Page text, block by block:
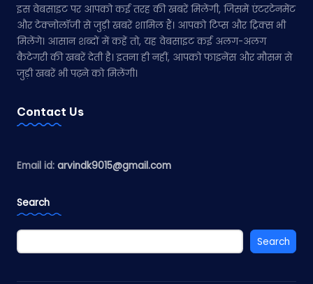
इस वेबसाइट पर आपको कई तरह की खबरें मिलेंगी, जिसमें एंटरटेनमेंट
और टेक्नोलॉजी से जुड़ी खबरें शामिल हैं। आपको टिप्स और ट्रिक्स भी
मिलेंगे। आसान शब्दों में कहें तो, यह वेबसाइट कई अलग-अलग
कैटेगरी की खबरें देती है। इतना ही नहीं, आपको फाइनेंस और मौसम से
जुड़ी खबरें भी पढ़ने को मिलेंगी।
Contact Us
Email id: arvindk9015@gmail.com
Search
Search